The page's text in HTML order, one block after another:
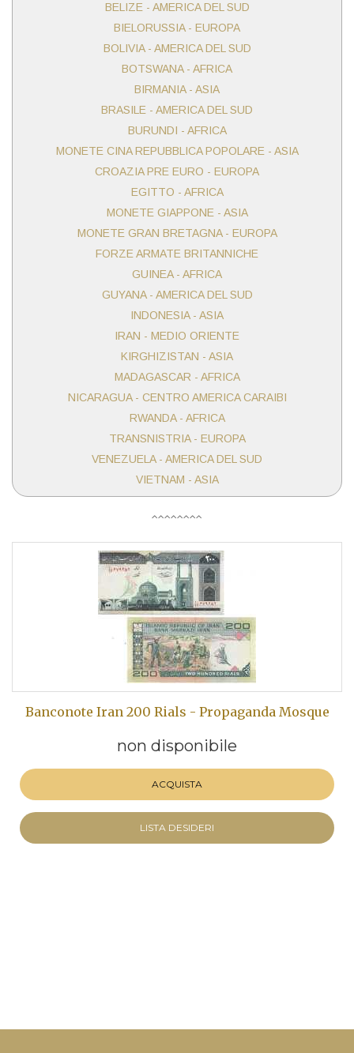
BELIZE - AMERICA DEL SUD
BIELORUSSIA - EUROPA
BOLIVIA - AMERICA DEL SUD
BOTSWANA - AFRICA
BIRMANIA - ASIA
BRASILE - AMERICA DEL SUD
BURUNDI - AFRICA
MONETE CINA REPUBBLICA POPOLARE - ASIA
CROAZIA PRE EURO - EUROPA
EGITTO - AFRICA
MONETE GIAPPONE - ASIA
MONETE GRAN BRETAGNA - EUROPA
FORZE ARMATE BRITANNICHE
GUINEA - AFRICA
GUYANA - AMERICA DEL SUD
INDONESIA - ASIA
IRAN - MEDIO ORIENTE
KIRGHIZISTAN - ASIA
MADAGASCAR - AFRICA
NICARAGUA - CENTRO AMERICA CARAIBI
RWANDA - AFRICA
TRANSNISTRIA - EUROPA
VENEZUELA - AMERICA DEL SUD
VIETNAM - ASIA
Banconote Iran 200 Rials - Propaganda Mosque
non disponibile
ACQUISTA
LISTA DESIDERI